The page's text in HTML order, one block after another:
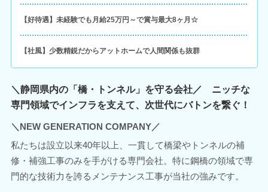
【好待遇】未経験でも月給25万円～で賞与最大8ヶ月☆
【社風】少数精鋭だからアットホームで人間関係も抜群
＼静岡県内の「橋・トンネル」を守る会社／ ニッチな
専門領域でインフラを支えて、次世代にバトンを繋ぐ！
＼NEW GENERATION COMPANY／
私たちは設立以来40年以上、一貫して橋梁やトンネルの補
修・補強工事のみを手がける専門会社。特に鋼橋の領域で専
門的な技術力を誇るメンテナンス工事が当社の強みです。